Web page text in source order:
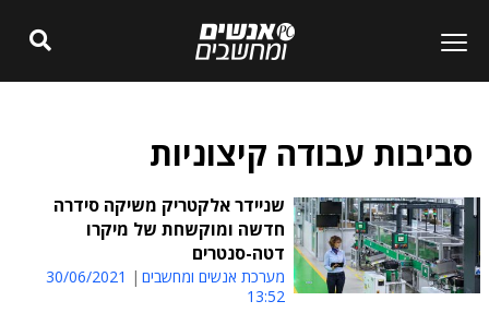
סביבות עבודה קיצוניות
שניידר אלקטריק משיקה סידרה
חדשה ומוקשחת של מיקרו
דטה-סנטרים
מערכת אנשים ומחשבים
30/06/2021
13:52